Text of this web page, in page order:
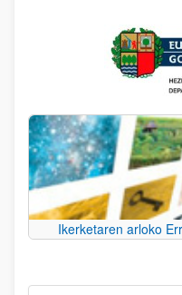
Ikerketaren arloko